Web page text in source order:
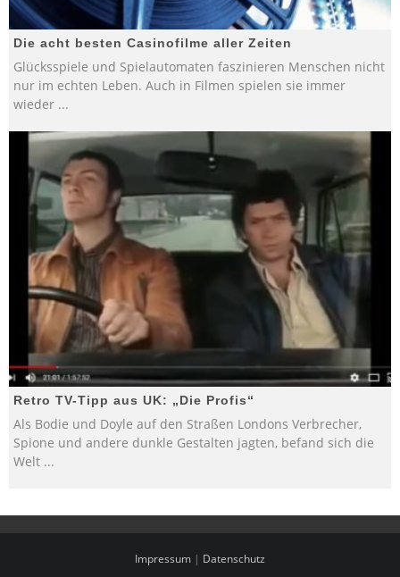
Die acht besten Casinofilme aller Zeiten
Glücksspiele und Spielautomaten faszinieren Menschen nicht
nur im echten Leben. Auch in Filmen spielen sie immer
wieder ...
Retro TV-Tipp aus UK: „Die Profis“
Als Bodie und Doyle auf den Straßen Londons Verbrecher,
Spione und andere dunkle Gestalten jagten, befand sich die
Welt ...
Impressum | Datenschutz